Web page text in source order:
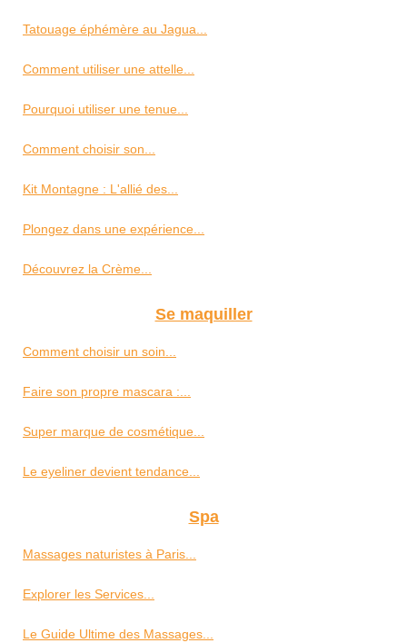
Tatouage éphémère au Jagua...
Comment utiliser une attelle...
Pourquoi utiliser une tenue...
Comment choisir son...
Kit Montagne : L'allié des...
Plongez dans une expérience...
Découvrez la Crème...
Se maquiller
Comment choisir un soin...
Faire son propre mascara :...
Super marque de cosmétique...
Le eyeliner devient tendance...
Spa
Massages naturistes à Paris...
Explorer les Services...
Le Guide Ultime des Massages...